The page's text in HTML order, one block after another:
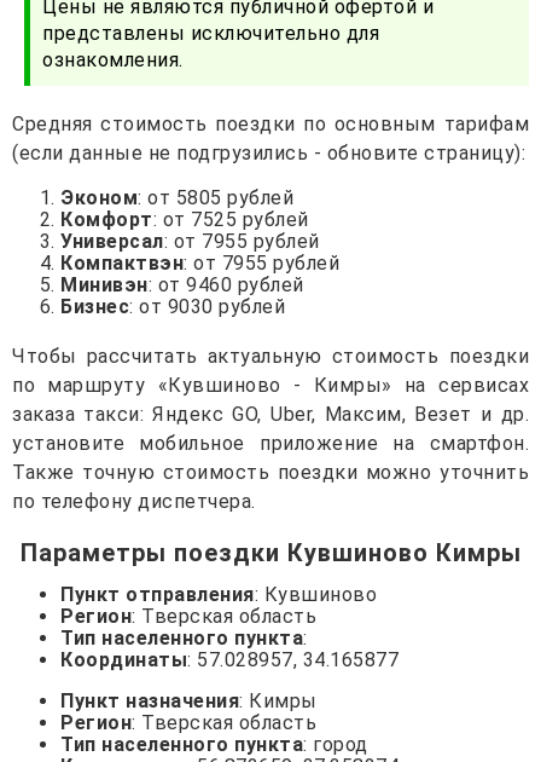
Цены не являются публичной офертой и
представлены исключительно для
ознакомления.
Средняя стоимость поездки по основным тарифам
(если данные не подгрузились - обновите страницу):
Эконом: от 5805 рублей
Комфорт: от 7525 рублей
Универсал: от 7955 рублей
Компактвэн: от 7955 рублей
Минивэн: от 9460 рублей
Бизнес: от 9030 рублей
Чтобы рассчитать актуальную стоимость поездки
по маршруту «Кувшиново - Кимры» на сервисах
заказа такси: Яндекс GO, Uber, Максим, Везет и др.
установите мобильное приложение на смартфон.
Также точную стоимость поездки можно уточнить
по телефону диспетчера.
Параметры поездки Кувшиново Кимры
Пункт отправления: Кувшиново
Регион: Тверская область
Тип населенного пункта:
Координаты: 57.028957, 34.165877
Пункт назначения: Кимры
Регион: Тверская область
Тип населенного пункта: город